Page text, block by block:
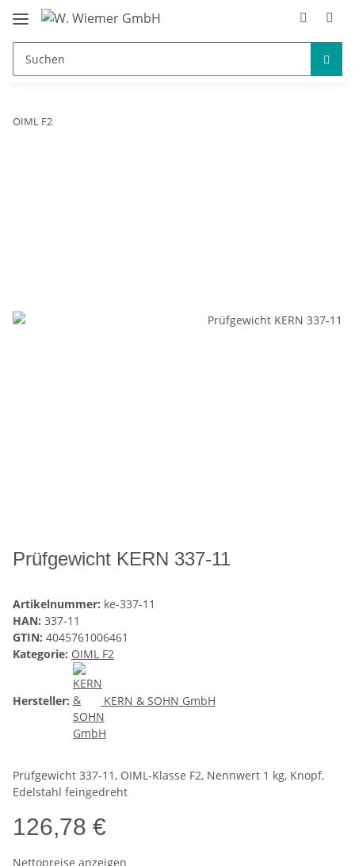
OIML F2
Prüfgewicht KERN 337-11
Artikelnummer: ke-337-11
HAN: 337-11
GTIN: 4045761006461
Kategorie: OIML F2
Hersteller: KERN & SOHN GmbH
Prüfgewicht 337-11, OIML-Klasse F2, Nennwert 1 kg, Knopf,
Edelstahl feingedreht
126,78 €
Nettopreise anzeigen